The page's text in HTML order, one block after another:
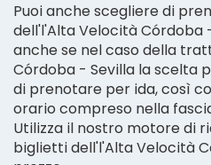
Puoi anche scegliere di
dell'l'Alta Velocità Córdoba
anche se nel caso della
Córdoba - Sevilla la scelta
di prenotare per ida, così
orario compreso nella
Utilizza il nostro motore di
biglietti dell'l'Alta Velocità